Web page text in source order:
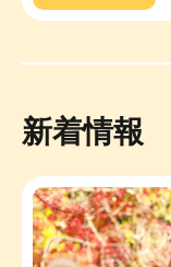
新着情報